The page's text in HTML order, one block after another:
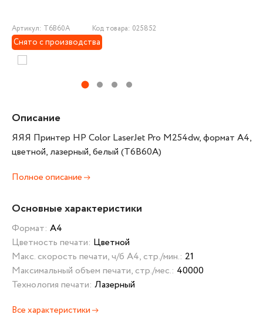
Артикул: T6B60A Код товара: 025852
Снято с производства
Описание
ЯЯЯ Принтер HP Color LaserJet Pro M254dw, формат А4,
цветной, лазерный, белый (T6B60A)
Полное описание
Основные характеристики
Формат: А4
Цветность печати: Цветной
Макс. скорость печати, ч/б А4, стр./мин.: 21
Максимальный объем печати, стр./мес.: 40000
Технология печати: Лазерный
Все характеристики